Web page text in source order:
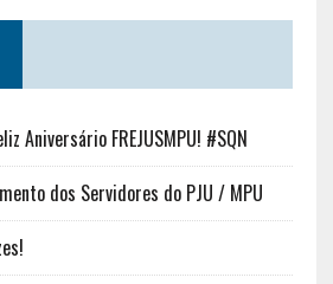
Aniversário FREJUSMPU! #SQN
dos Servidores do PJU / MPU